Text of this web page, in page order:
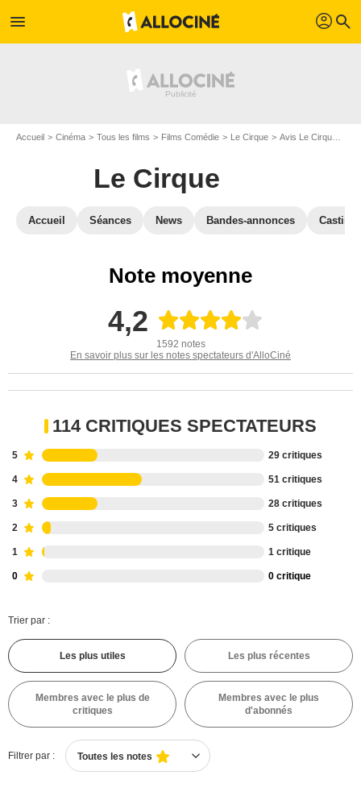
menu profil search
Accueil Cinéma Tous les films Films Comédie Le Cirque Avis Le Cirque
Le Cirque
Accueil Séances News Bandes-annonces Casting
Note moyenne
4,2
1592 notes
En savoir plus sur les notes spectateurs d'AlloCiné
114 CRITIQUES SPECTATEURS
5 29 critiques
4 51 critiques
3 28 critiques
2 5 critiques
1 1 critique
0 0 critique
Trier par :
Les plus utiles Les plus récentes
Membres avec le plus de
critiques
Membres avec le plus
d'abonnés
Filtrer par : Toutes les notes